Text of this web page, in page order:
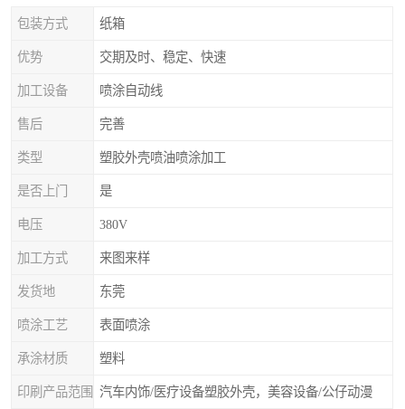
包装方式 纸箱
优势 交期及时、稳定、快速
加工设备 喷涂自动线
售后 完善
类型 塑胶外壳喷油喷涂加工
是否上门 是
电压 380V
加工方式 来图来样
发货地 东莞
喷涂工艺 表面喷涂
承涂材质 塑料
印刷产品范围 汽车内饰/医疗设备塑胶外壳，美容设备/公仔动漫